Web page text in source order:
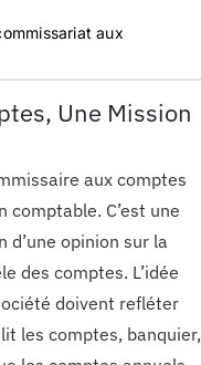
aux
Une Mission
aux comptes
C’est une
opinion sur la
des comptes. L’idée
doivent refléter
les comptes, banquier,